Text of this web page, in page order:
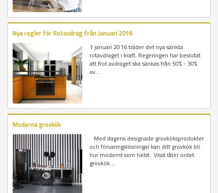
Nya regler för Rotavdrag från Januari 2016
1 januari 2016 träder det nya sänkta
rotavdraget i kraft. Regeringen har beslutat
att Rot avdraget ska sänkas från 50% - 30%
av...
Moderna grovkök
Med dagens designade grovköksprodukter
och förvaringslösningar kan ditt grovkök bli
hur modernt som helst. Visst låter ordet
grovkök...